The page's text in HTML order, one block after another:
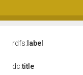
rdfs: label
dc:title